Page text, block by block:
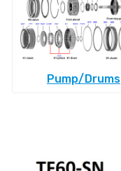
Pump/Drums